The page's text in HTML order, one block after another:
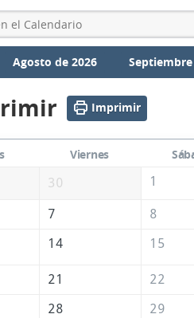
Agosto de 2026
Imprimir
Viernes
30 1
7
8
14 15
21
22
28
29